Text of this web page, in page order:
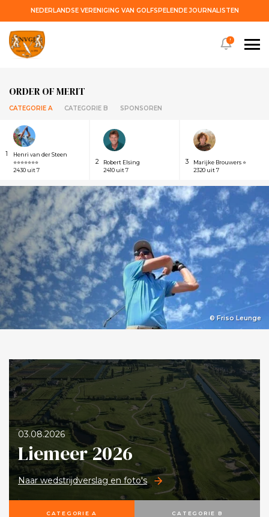
NEDERLANDSE VERENIGING VAN GOLFSPELENDE JOURNALISTEN
ORDER OF MERIT
CATEGORIE A CATEGORIE B SPONSOREN
1
Henri van der Steen
⭐⭐⭐⭐⭐⭐⭐
2430 uit 7
2
Robert Elsing
2410 uit 7
3
Marijke Brouwers ⭐
2320 uit 7
!
© Friso Leunge
03.08.2026
Liemeer 2026
Naar wedstrijdverslag en foto's
CATEGORIE A CATEGORIE B